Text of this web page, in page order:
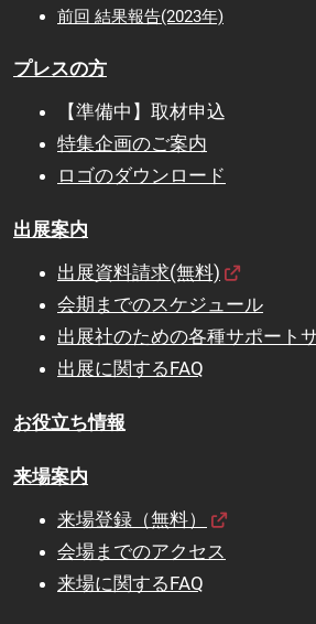
前回 結果報告(2023年)
プレスの方
【準備中】取材申込
特集企画のご案内
ロゴのダウンロード
出展案内
出展資料請求(無料)
会期までのスケジュール
出展社のための各種サポート
出展に関するFAQ
お役立ち情報
来場案内
来場登録（無料）
会場までのアクセス
来場に関するFAQ